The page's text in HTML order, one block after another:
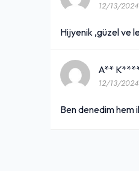
12/13/2024
Hijyenik ,güzel ve
A**
12/13/2024
Ben denedim hem